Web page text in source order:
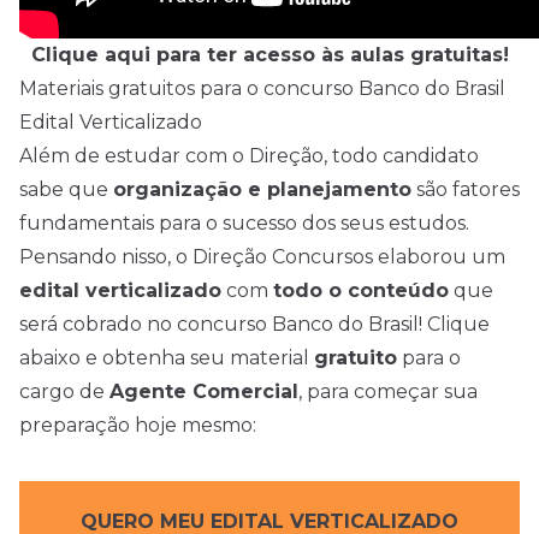
Clique aqui para ter acesso às aulas gratuitas!
Materiais gratuitos para o concurso Banco do Brasil
Edital Verticalizado
Além de estudar com o Direção, todo candidato
sabe que organização e planejamento são fatores
fundamentais para o sucesso dos seus estudos.
Pensando nisso, o Direção Concursos elaborou um
edital verticalizado com todo o conteúdo que
será cobrado no concurso Banco do Brasil! Clique
abaixo e obtenha seu material gratuito para o
cargo de Agente Comercial, para começar sua
preparação hoje mesmo:
QUERO MEU EDITAL VERTICALIZADO